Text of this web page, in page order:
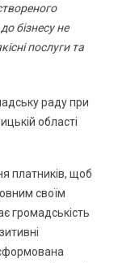
бізнесу не
послуги та
платників, щоб
своїм
громадськість